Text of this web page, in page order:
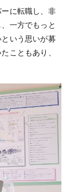
に転職し、非
一方でもっと
いう思いが募
こともあり、